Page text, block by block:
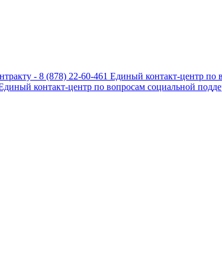
- 8 (878) 22-60-461 Единый контакт-центр по
контакт-центр по вопросам социальной